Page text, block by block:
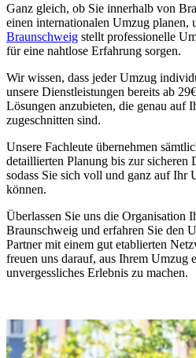
Ganz gleich, ob Sie innerhalb von
einen internationalen Umzug planen,
Braunschweig stellt professionelle
für eine nahtlose Erfahrung sorgen.
Wir wissen, dass jeder Umzug
unsere Dienstleistungen bereits ab
Lösungen anzubieten, die genau auf
zugeschnitten sind.
Unsere Fachleute übernehmen
detaillierten Planung bis zur sicheren
sodass Sie sich voll und ganz auf Ihr
können.
Überlassen Sie uns die Organisation
Braunschweig und erfahren Sie den
Partner mit einem gut etablierten
freuen uns darauf, aus Ihrem Umzug
unvergessliches Erlebnis zu machen.